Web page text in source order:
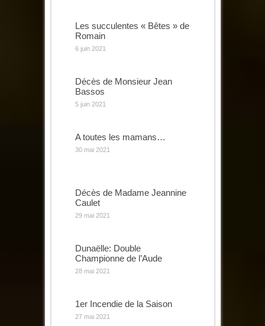
Les succulentes « Bêtes » de
Romain
6 juin 2021
Décès de Monsieur Jean
Bassos
5 juin 2021
A toutes les mamans…
30 mai 2021
Décès de Madame Jeannine
Caulet
29 mai 2021
Dunaëlle: Double
Championne de l’Aude
28 mai 2021
1er Incendie de la Saison
27 mai 2021